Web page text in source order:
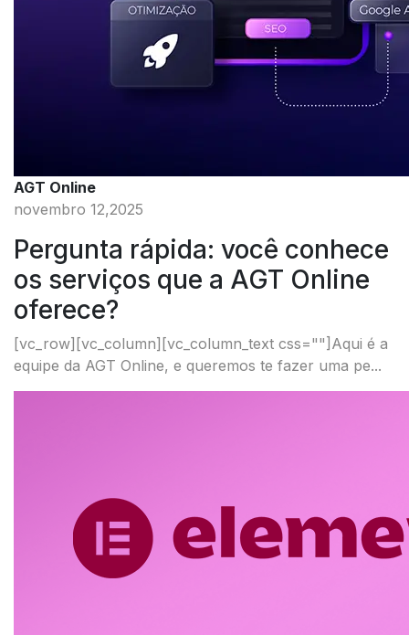
AGT Online
novembro 12,2025
Pergunta rápida: você conhece
os serviços que a AGT Online
oferece?
[vc_row][vc_column][vc_column_text css=""]Aqui é a
equipe da AGT Online, e queremos te fazer uma pe...